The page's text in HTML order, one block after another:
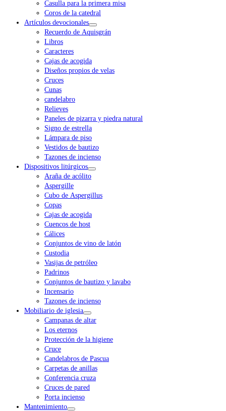
Casulla para la primera misa
Coros de la catedral
Artículos devocionales
Recuerdo de Aquisgrán
Libros
Caracteres
Cajas de acogida
Diseños propios de velas
Cruces
Cunas
candelabro
Relieves
Paneles de pizarra y piedra natural
Signo de estrella
Lámpara de piso
Vestidos de bautizo
Tazones de incienso
Dispositivos litúrgicos
Araña de acólito
Aspergille
Cubo de Aspergillus
Copas
Cajas de acogida
Cuencos de host
Cálices
Conjuntos de vino de latón
Custodia
Vasijas de petróleo
Padrinos
Conjuntos de bautizo y lavabo
Incensario
Tazones de incienso
Mobiliario de iglesia
Campanas de altar
Los eternos
Protección de la higiene
Cruce
Candelabros de Pascua
Carpetas de anillas
Conferencia cruza
Cruces de pared
Porta incienso
Mantenimiento